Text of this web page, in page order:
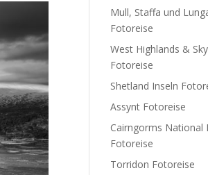
Mull, Staffa und
Fotoreise
West Highlands &
Fotoreise
Shetland Inseln
Assynt Fotoreise
Cairngorms National
Fotoreise
Torridon Fotoreise